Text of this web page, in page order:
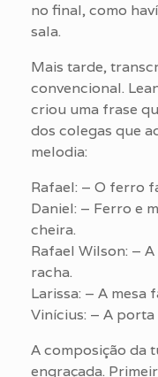
no final, como
sala.
Mais tarde,
convencional.
criou uma frase
dos colegas que
melodia:
Rafael: – O ferro
Daniel: – Ferro e
cheira.
Rafael Wilson: –
racha.
Larissa: – A mesa
Vinícius: – A porta
A composição da
engraçada.